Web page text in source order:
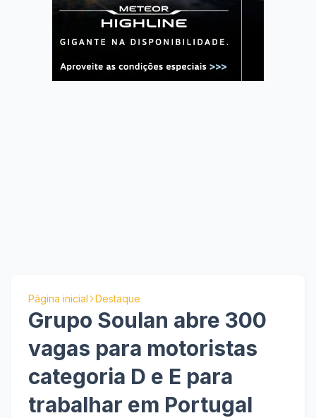
Página inicial Destaque
Grupo Soulan abre 300
vagas para motoristas
categoria D e E para
trabalhar em Portugal